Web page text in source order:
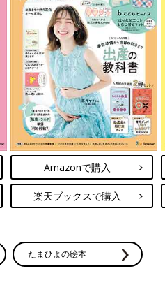
Amazonで購入
楽天ブックスで購入
たまひよの絵本